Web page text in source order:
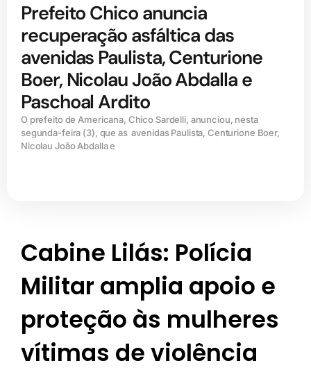
Prefeito Chico anuncia
recuperação asfáltica das
avenidas Paulista, Centurione
Boer, Nicolau João Abdalla e
Paschoal Ardito
O prefeito de Americana, Chico Sardelli, anunciou, nesta
segunda-feira (3), que as avenidas Paulista, Centurione Boer,
Nicolau João Abdalla e
Cabine Lilás: Polícia
Militar amplia apoio e
proteção às mulheres
vítimas de violência